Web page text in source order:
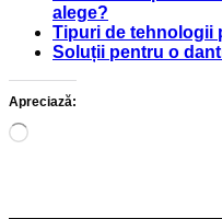
alege?
Tipuri de tehnologii
Soluții pentru o
Apreciază:
Încarc...